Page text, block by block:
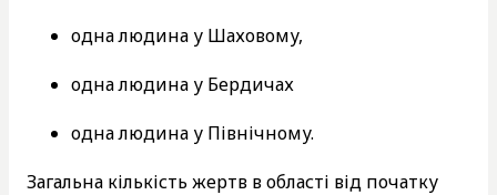
одна людина у Шаховому,
одна людина у Бердичах
одна людина у Північному.
Загальна кількість жертв в області від початку